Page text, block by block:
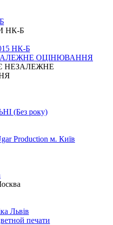
НК-Б
НК-Б
ОЦІНЮВАННЯ
НЕЗАЛЕЖНЕ
(Без року)
Production м. Київ
Львів
печати